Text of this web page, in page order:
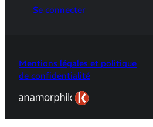
Se connecter
Mentions légales et politique
de confidentialité